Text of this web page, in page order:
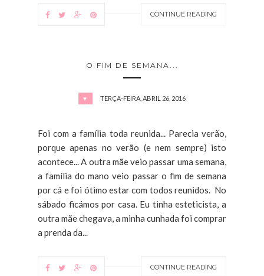
CONTINUE READING
O FIM DE SEMANA...
♥ TERÇA-FEIRA, ABRIL 26, 2016
Foi com a família toda reunida... Parecia verão,
porque apenas no verão (e nem sempre) isto
acontece... A outra mãe veio passar uma semana,
a família do mano veio passar o fim de semana
por cá e foi ótimo estar com todos reunidos. No
sábado ficámos por casa. Eu tinha esteticista, a
outra mãe chegava, a minha cunhada foi comprar
a prenda da...
CONTINUE READING